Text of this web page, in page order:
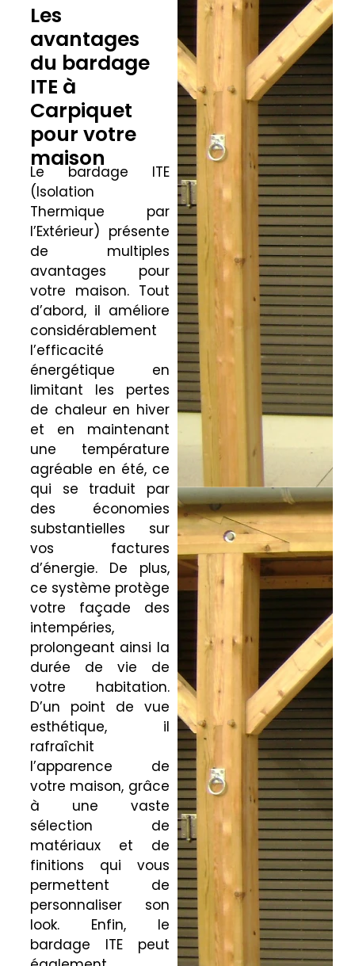
Les
avantages
du bardage
ITE à
Carpiquet
pour votre
maison
Le bardage ITE
(Isolation
Thermique par
l’Extérieur) présente
de multiples
avantages pour
votre maison. Tout
d’abord, il améliore
considérablement
l’efficacité
énergétique en
limitant les pertes
de chaleur en hiver
et en maintenant
une température
agréable en été, ce
qui se traduit par
des économies
substantielles sur
vos factures
d’énergie. De plus,
ce système protège
votre façade des
intempéries,
prolongeant ainsi la
durée de vie de
votre habitation.
D’un point de vue
esthétique, il
rafraîchit
l’apparence de
votre maison, grâce
à une vaste
sélection de
matériaux et de
finitions qui vous
permettent de
personnaliser son
look. Enfin, le
bardage ITE peut